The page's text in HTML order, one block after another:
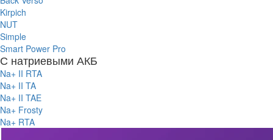
Kirpich
NUT
Simple
Smart Power Pro
С натриевыми АКБ
Na+ II RTA
Na+ II TA
Na+ II TAE
Na+ Frosty
Na+ RTA